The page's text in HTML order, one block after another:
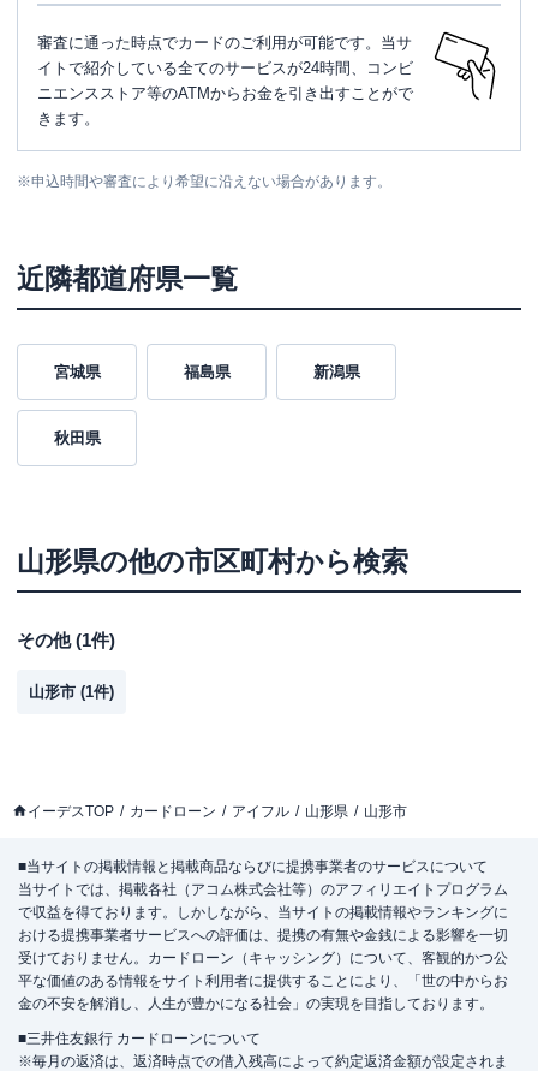
審査に通った時点でカードのご利用が可能です。当サ
イトで紹介している全てのサービスが24時間、コンビ
ニエンスストア等のATMからお金を引き出すことがで
きます。
※申込時間や審査により希望に沿えない場合があります。
近隣都道府県一覧
宮城県 福島県 新潟県
秋田県
山形県の他の市区町村から検索
その他(1件)
山形市 (1件)
イーデスTOP カードローン アイフル 山形県 山形市
■当サイトの掲載情報と掲載商品ならびに提携事業者のサービスについて
当サイトでは、掲載各社（アコム株式会社等）のアフィリエイトプログラム
で収益を得ております。しかしながら、当サイトの掲載情報やランキングに
おける提携事業者サービスへの評価は、提携の有無や金銭による影響を一切
受けておりません。カードローン（キャッシング）について、客観的かつ公
平な価値のある情報をサイト利用者に提供することにより、「世の中からお
金の不安を解消し、人生が豊かになる社会」の実現を目指しております。
■三井住友銀行 カードローンについて
※毎月の返済は、返済時点での借入残高によって約定返済金額が設定されま